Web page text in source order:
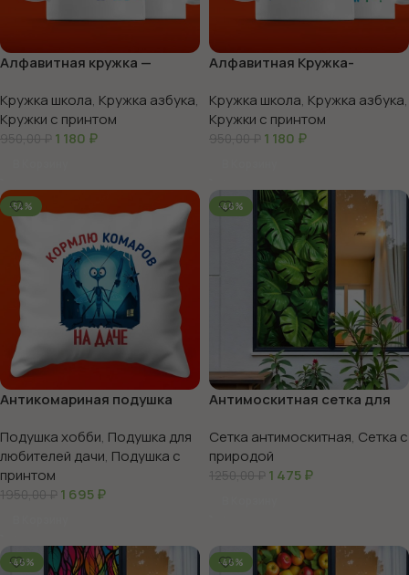
Алфавитная кружка —
Кружка школа, Кружка азбука,
Кружки с принтом
950,00₽ 1 180 ₽
Алфавитная Кружка-
Кружка школа, Кружка азбука,
Кружки с принтом
950,00₽ 1 180 ₽
-54%
Антикомариная подушка
Подушка хобби, Подушка для
любителей дачи, Подушка с
принтом
1950,00₽ 1 695₽
-46%
Антимоскитная сетка для
Сетка антимоскитная, Сетка с
природой
1250,00₽ 1 475₽
-46% -46%